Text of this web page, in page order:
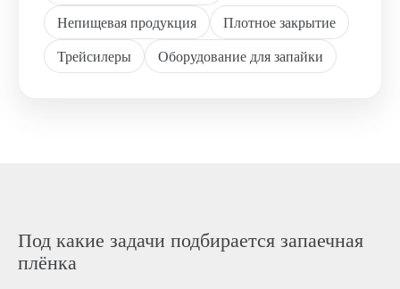
Непищевая продукция
Плотное закрытие
Трейсилеры
Оборудование для запайки
Под какие задачи подбирается запаечная
плёнка